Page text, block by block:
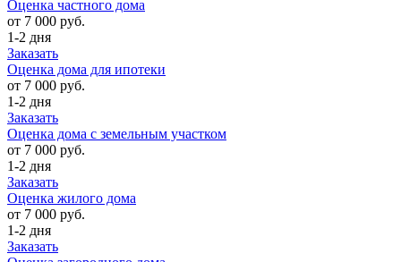
Оценка частного дома
от 7 000 руб.
1-2 дня
Заказать
Оценка дома для ипотеки
от 7 000 руб.
1-2 дня
Заказать
Оценка дома с земельным участком
от 7 000 руб.
1-2 дня
Заказать
Оценка жилого дома
от 7 000 руб.
1-2 дня
Заказать